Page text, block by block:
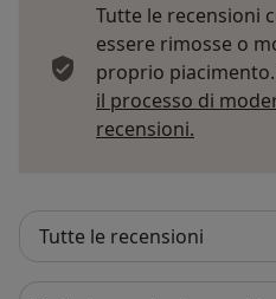
Tutte le recensioni
essere rimosse o
proprio piacimento.
il processo di
recensioni.